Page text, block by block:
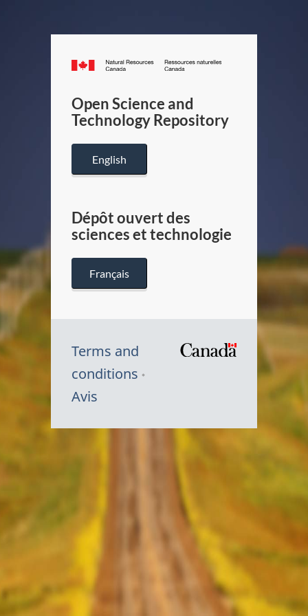
Canada.ca
/
Canada
Open Science and
Technology Repository
English
Dépôt ouvert des
sciences et technologie
Français
Terms and
conditions
Avis
Symbole
Canada